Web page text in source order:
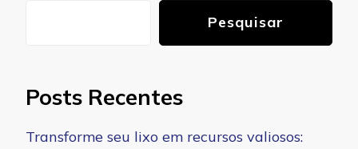
Pesquisar
Posts Recentes
Transforme seu lixo em recursos valiosos: